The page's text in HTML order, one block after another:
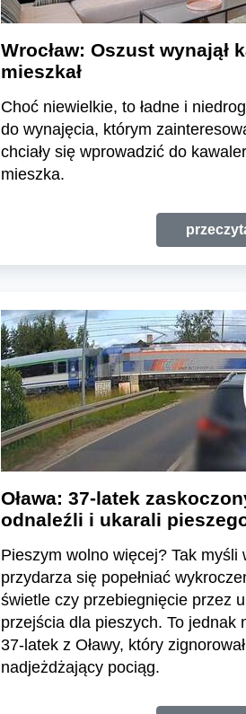
Wrocław: Oszust wynajął
mieszkał
Choć niewielkie, to ładne i
do wynajęcia, którym
chciały się wprowadzić do
mieszka.
Oława: 37-latek
odnaleźli i ukarali
Pieszym wolno więcej? Tak myśli
przydarza się popełniać
świetle czy przebiegnięcie przez
przejścia dla pieszych. To jednak
37-latek z Oławy, który
nadjeżdżający pociąg.